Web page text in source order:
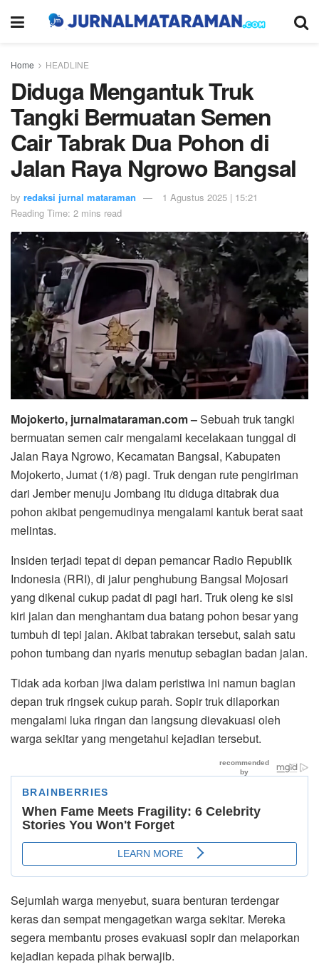
Home HEADLINE
Diduga Mengantuk Truk
Tangki Bermuatan Semen
Cair Tabrak Dua Pohon di
Jalan Raya Ngrowo Bangsal
by redaksi jurnal mataraman
1 Agustus 2025 | 15:21
Reading Time: 2 mins read
Mojokerto, jurnalmataraman.com –Sebuah truk tangki
bermuatan semen cair mengalami kecelakaan tunggal di
Jalan Raya Ngrowo, Kecamatan Bangsal, Kabupaten
Mojokerto, Jumat (1/8) pagi. Truk dengan rute pengiriman
dari Jember menuju Jombang itu diduga ditabrak dua
pohon akibat pengemudinya mengalami kantuk berat saat
melintas.
Insiden terjadi tepat di depan pemancar Radio Republik
Indonesia (RRI), di jalur penghubung Bangsal Mojosari
yang dikenal cukup padat di pagi hari. Truk oleng ke sisi
kiri jalan dan menghantam dua batang pohon besar yang
tumbuh di tepi jalan. Akibat tabrakan tersebut, salah satu
pohon tumbang dan nyaris menutup sebagian badan jalan.
Tidak ada korban jiwa dalam peristiwa ini namun bagian
depan truk ringsek cukup parah. Sopir truk dilaporkan
mengalami luka ringan dan langsung dievakuasi oleh
warga sekitar yang mengetahui kejadian tersebut.
Sejumlah warga menyebut, suara benturan terdengar
keras dan sempat mengagetkan warga sekitar. Mereka
segera membantu proses evakuasi sopir dan melaporkan
kejadian kepada pihak berwajib.